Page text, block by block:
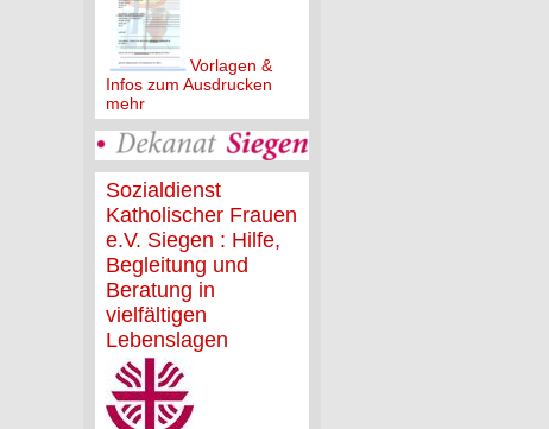
Vorlagen &
Infos zum Ausdrucken
mehr
Sozialdienst
Katholischer Frauen
e.V. Siegen : Hilfe,
Begleitung und
Beratung in
vielfältigen
Lebenslagen